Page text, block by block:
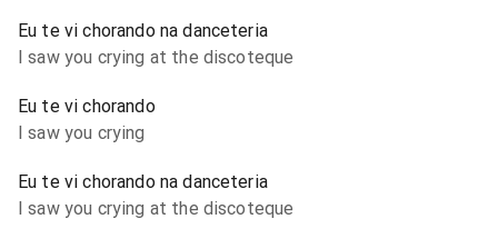
Eu te vi chorando na danceteria
I saw you crying at the discoteque
Eu te vi chorando
I saw you crying
Eu te vi chorando na danceteria
I saw you crying at the discoteque